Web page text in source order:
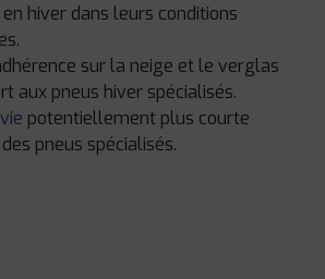
hiver dans leurs conditions
sur la neige et le verglas
aux pneus hiver spécialisés.
potentiellement plus courte
pneus spécialisés.